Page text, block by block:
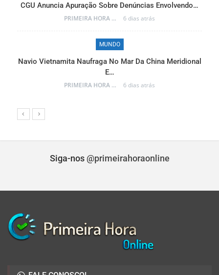
Sobre Denúncias Envolvendo…
6 dias atrás
Naufraga No Mar Da China Meridional
6 dias atrás
Reinaldo Azambuja
Frente Fria
Siga-nos @primeirahoraonline